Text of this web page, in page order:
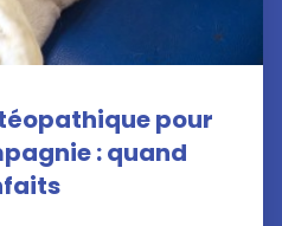
pour
: quand